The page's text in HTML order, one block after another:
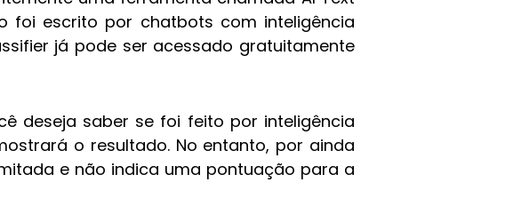
foi escrito por chatbots com inteligência
já pode ser acessado gratuitamente
deseja saber se foi feito por inteligência
o resultado. No entanto, por ainda
e não indica uma pontuação para a